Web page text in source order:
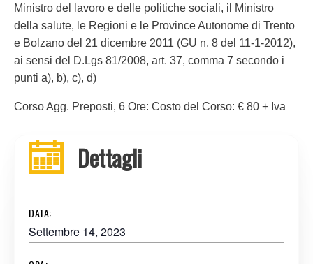
Ministro del lavoro e delle politiche sociali, il Ministro
della salute, le Regioni e le Province Autonome di Trento
e Bolzano del 21 dicembre 2011 (GU n. 8 del 11-1-2012),
ai sensi del D.Lgs 81/2008, art. 37, comma 7 secondo i
punti a), b), c), d)
Corso Agg. Preposti, 6 Ore: Costo del Corso: € 80 + Iva
Dettagli
DATA:
Settembre 14, 2023